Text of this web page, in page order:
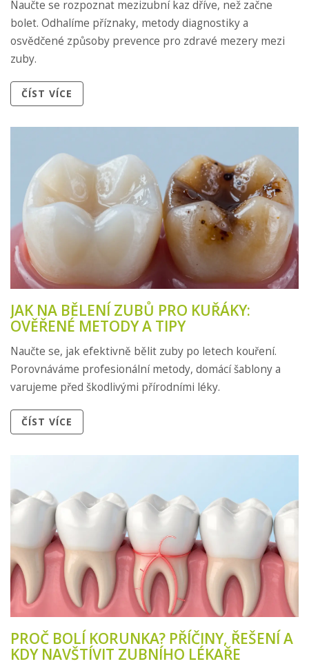
Naučte se rozpoznat mezizubní kaz dříve, než začne
bolet. Odhalíme příznaky, metody diagnostiky a
osvědčené způsoby prevence pro zdravé mezery mezi
zuby.
ČÍST VÍCE
JAK NA BĚLENÍ ZUBŮ PRO KUŘÁKY:
OVĚŘENÉ METODY A TIPY
Naučte se, jak efektivně bělit zuby po letech kouření.
Porovnáváme profesionální metody, domácí šablony a
varujeme před škodlivými přírodními léky.
ČÍST VÍCE
PROČ BOLÍ KORUNKA? PŘÍČINY, ŘEŠENÍ A
KDY NAVŠTÍVIT ZUBNÍHO LÉKAŘE